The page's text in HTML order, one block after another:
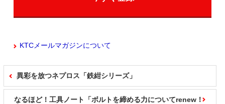
KTCメールマガジンについて
異彩を放つネプロス「鉄紺シリーズ」
なるほど！工具ノート「ボルトを締める力についてrenew！